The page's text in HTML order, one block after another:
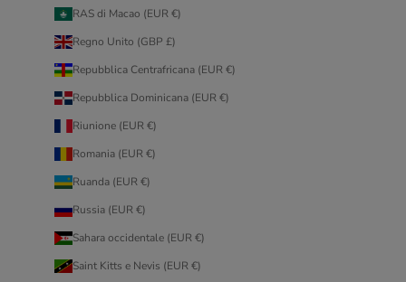
RAS di Macao (EUR €)
Regno Unito (GBP £)
Repubblica Centrafricana (EUR €)
Repubblica Dominicana (EUR €)
Riunione (EUR €)
Romania (EUR €)
Ruanda (EUR €)
Russia (EUR €)
Sahara occidentale (EUR €)
Saint Kitts e Nevis (EUR €)